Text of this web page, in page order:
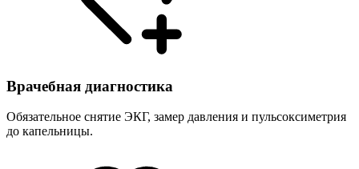
Врачебная диагностика
Обязательное снятие ЭКГ, замер давления и пульсоксиметрия
до капельницы.